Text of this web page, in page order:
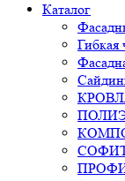
Каталог
Гибкая